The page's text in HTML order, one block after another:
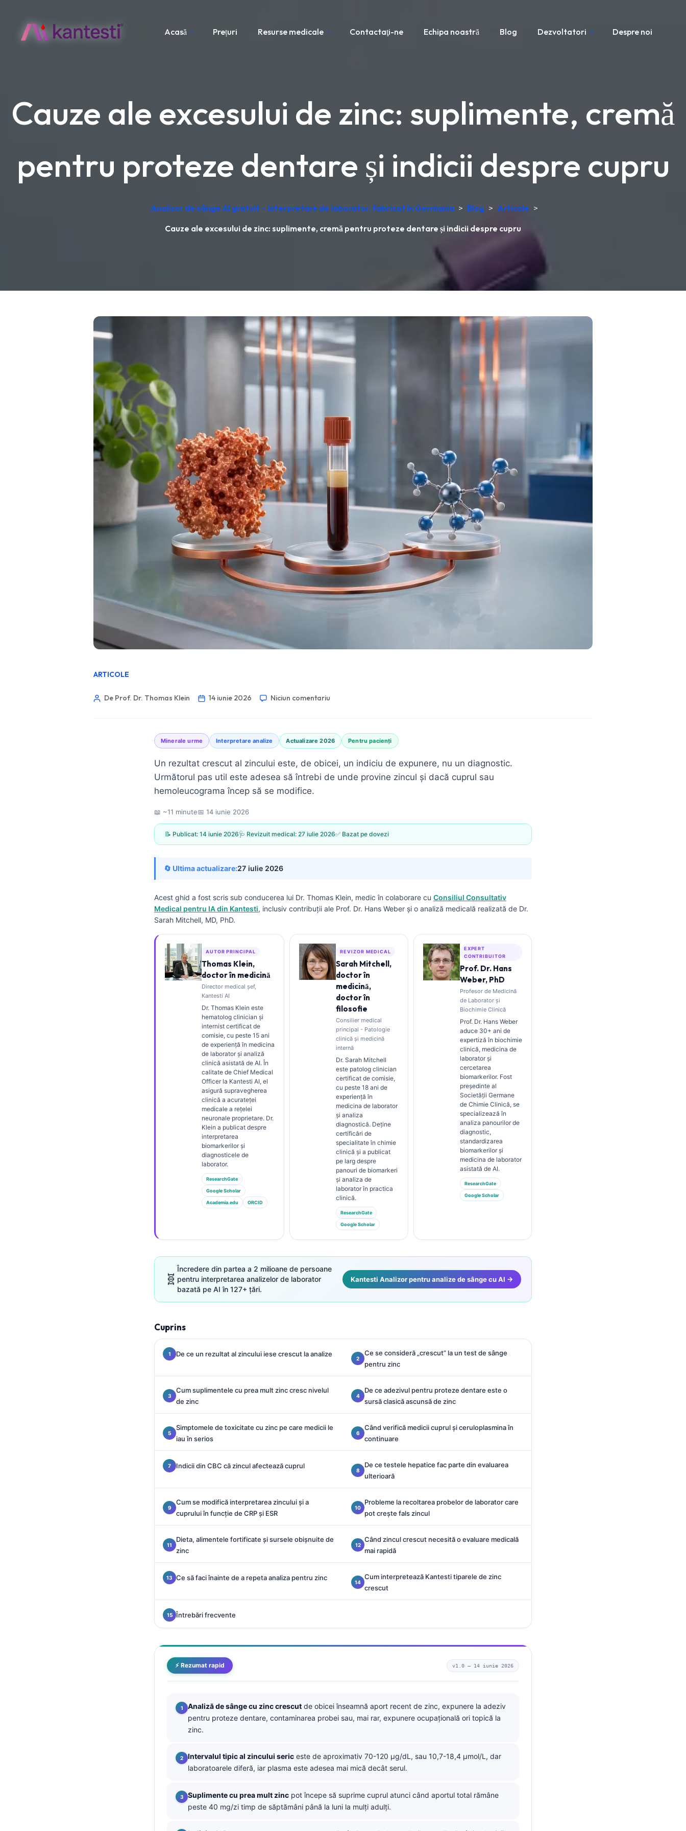
Acasă Prețuri Resurse medicale Contactaţi-ne Echipa noastră Blog Dezvoltatori Despre noi
Cauze ale excesului de zinc: suplimente, cremă
pentru proteze dentare și indicii despre cupru
Analizor de sânge AI gratuit – Interpretare de laborator, fabricat în Germania > Blog > Articole >
Cauze ale excesului de zinc: suplimente, cremă pentru proteze dentare și indicii despre cupru
ARTICOLE
De Prof. Dr. Thomas Klein 14 iunie 2026 Niciun comentariu
Minerale urme Interpretare analize Actualizare 2026 Pentru pacienți
Un rezultat crescut al zincului este, de obicei, un indiciu de expunere, nu un diagnostic.
Următorul pas util este adesea să întrebi de unde provine zincul și dacă cuprul sau
hemoleucograma încep să se modifice.
📖 ~11 minute📅 14 iunie 2026
📝 Publicat: 14 iunie 2026🩺 Revizuit medical: 27 iulie 2026✅ Bazat pe dovezi
🔄 Ultima actualizare:27 iulie 2026
Acest ghid a fost scris sub conducerea lui Dr. Thomas Klein, medic în colaborare cu Consiliul Consultativ
Medical pentru IA din Kantesti, inclusiv contribuții ale Prof. Dr. Hans Weber și o analiză medicală realizată de Dr.
Sarah Mitchell, MD, PhD.
AUTOR PRINCIPAL
Thomas Klein,
doctor în medicină
Director medical șef,
Kantesti AI
Dr. Thomas Klein este
hematolog clinician și
internist certificat de
comisie, cu peste 15 ani
de experiență în medicina
de laborator și analiză
clinică asistată de AI. În
calitate de Chief Medical
Officer la Kantesti AI, el
asigură supravegherea
clinică a acurateței
medicale a rețelei
neuronale proprietare. Dr.
Klein a publicat despre
interpretarea
biomarkerilor și
diagnosticele de
laborator.
ResearchGate
Google Scholar
Academia.edu ORCID
REVIZOR MEDICAL
Sarah Mitchell,
doctor în
medicină,
doctor în
filosofie
Consilier medical
principal - Patologie
clinică și medicină
internă
Dr. Sarah Mitchell
este patolog clinician
certificat de comisie,
cu peste 18 ani de
experiență în
medicina de laborator
și analiza
diagnostică. Deține
certificări de
specialitate în chimie
clinică și a publicat
pe larg despre
panouri de biomarkeri
și analiza de
laborator în practica
clinică.
ResearchGate
Google Scholar
EXPERT
CONTRIBUITOR
Prof. Dr. Hans
Weber, PhD
Profesor de Medicină
de Laborator și
Biochimie Clinică
Prof. Dr. Hans Weber
aduce 30+ ani de
expertiză în biochimie
clinică, medicina de
laborator și
cercetarea
biomarkerilor. Fost
președinte al
Societății Germane
de Chimie Clinică, se
specializează în
analiza panourilor de
diagnostic,
standardizarea
biomarkerilor și
medicina de laborator
asistată de AI.
ResearchGate
Google Scholar
🧬
Încredere din partea a 2 milioane de persoane
pentru interpretarea analizelor de laborator
bazată pe AI în 127+ țări.
Kantesti Analizor pentru analize de sânge cu AI →
Cuprins
De ce un rezultat al zincului iese crescut la analize
Ce se consideră „crescut” la un test de sânge
pentru zinc
Cum suplimentele cu prea mult zinc cresc nivelul
de zinc
De ce adezivul pentru proteze dentare este o
sursă clasică ascunsă de zinc
Simptomele de toxicitate cu zinc pe care medicii le
iau în serios
Când verifică medicii cuprul și ceruloplasmina în
continuare
Indicii din CBC că zincul afectează cuprul
De ce testele hepatice fac parte din evaluarea
ulterioară
Cum se modifică interpretarea zincului și a
cuprului în funcție de CRP și ESR
Probleme la recoltarea probelor de laborator care
pot crește fals zincul
Dieta, alimentele fortificate și sursele obișnuite de
zinc
Când zincul crescut necesită o evaluare medicală
mai rapidă
Ce să faci înainte de a repeta analiza pentru zinc
Cum interpretează Kantesti tiparele de zinc
crescut
Întrebări frecvente
⚡ Rezumat rapid v1.0 — 14 iunie 2026
Analiză de sânge cu zinc crescut de obicei înseamnă aport recent de zinc, expunere la adeziv
pentru proteze dentare, contaminarea probei sau, mai rar, expunere ocupațională ori topică la
zinc.
Intervalul tipic al zincului seric este de aproximativ 70-120 µg/dL, sau 10,7-18,4 µmol/L, dar
laboratoarele diferă, iar plasma este adesea mai mică decât serul.
Suplimente cu prea mult zinc pot începe să suprime cuprul atunci când aportul total rămâne
peste 40 mg/zi timp de săptămâni până la luni la mulți adulți.